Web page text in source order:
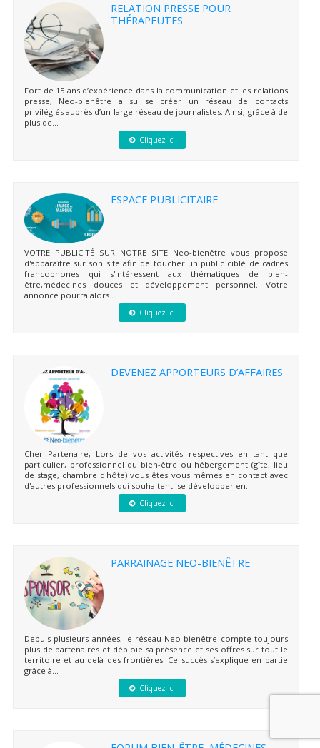
RELATION PRESSE POUR
THÉRAPEUTES
Fort de 15 ans d’expérience dans la communication et les relations
presse, Neo-bienêtre a su se créer un réseau de contacts
privilégiés auprès d’un large réseau de journalistes. Ainsi, grâce à de
plus de...
Cliquez ici
ESPACE PUBLICITAIRE
VOTRE PUBLICITÉ SUR NOTRE SITE Neo-bienêtre vous propose
d'apparaître sur son site afin de toucher un public ciblé de cadres
francophones qui s'intéressent aux thématiques de bien-
être,médecines douces et développement personnel. Votre
annonce pourra alors...
Cliquez ici
DEVENEZ APPORTEURS D’AFFAIRES
Cher Partenaire, Lors de vos activités respectives en tant que
particulier, professionnel du bien-être ou hébergement (gîte, lieu
de stage, chambre d'hôte) vous êtes vous mêmes en contact avec
d'autres professionnels qui souhaitent se développer en...
Cliquez ici
PARRAINAGE NEO-BIENÊTRE
Depuis plusieurs années, le réseau Neo-bienêtre compte toujours
plus de partenaires et déploie sa présence et ses offres sur tout le
territoire et au delà des frontières. Ce succès s’explique en partie
grâce à...
Cliquez ici